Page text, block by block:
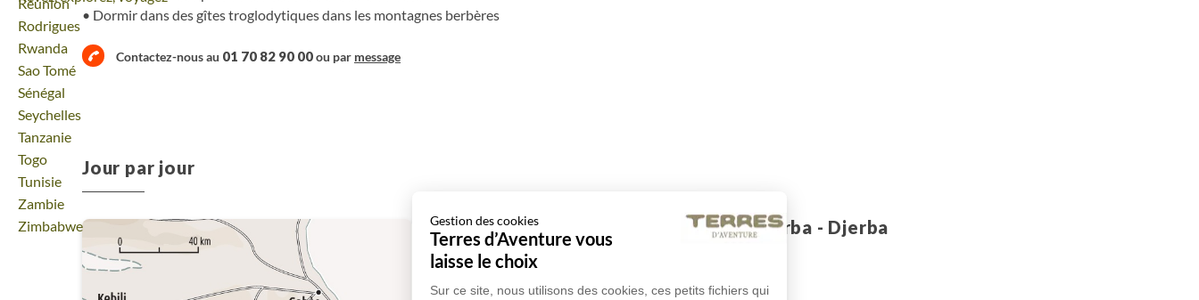
Gestion des cookies
Terres d’Aventure vous
laisse le choix
Sur ce site, nous utilisons des cookies, ces petits fichiers qui
Voyage
Réunion
Voyage
Rodrigues
Voyage
Rwanda
Voyage
Sao Tomé
Voyage
Sénégal
Voyage
Seychelles
Voyage
Tanzanie
Voyage
Togo
Voyage
Tunisie
Voyage
Zambie
Voyage
Zimbabwe
Dormir dans des gîtes troglodytiques dans les montagnes berbères
Contactez-nous au 01 70 82 90 00ou par message
Jour par jour
Vol à destination de Djerba - Djerba